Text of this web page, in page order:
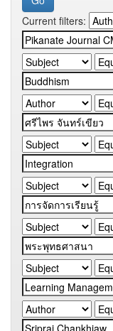
Current filters: